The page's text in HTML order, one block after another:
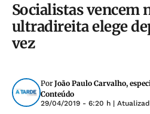
Socialistas vencem
ultradireita elege
vez
Por João Paulo Carvalho,
Conteúdo
29/04/2019 - 6:20 h |